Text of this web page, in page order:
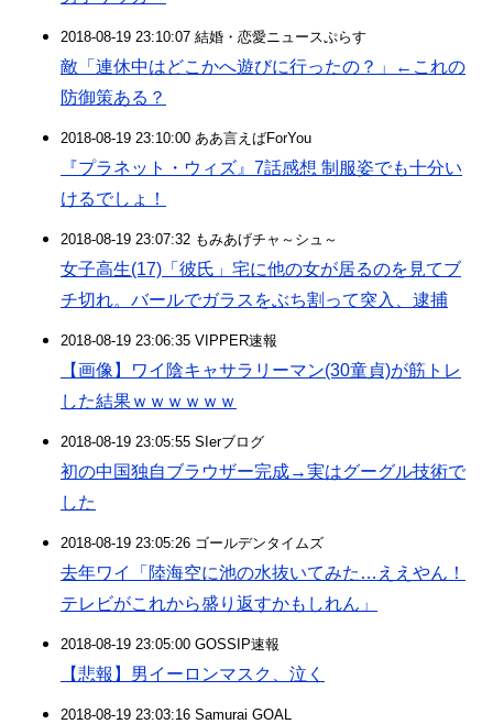
2018-08-19 23:10:07 結婚・恋愛ニュースぷらす
敵「連休中はどこかへ遊びに行ったの？」←これの
防御策ある？
2018-08-19 23:10:00 ああ言えばForYou
『プラネット・ウィズ』7話感想 制服姿でも十分い
けるでしょ！
2018-08-19 23:07:32 もみあげチャ～シュ～
女子高生(17)「彼氏」宅に他の女が居るのを見てブ
チ切れ。バールでガラスをぶち割って突入、逮捕
2018-08-19 23:06:35 VIPPER速報
【画像】ワイ陰キャサラリーマン(30童貞)が筋トレ
した結果ｗｗｗｗｗｗ
2018-08-19 23:05:55 SIerブログ
初の中国独自ブラウザー完成→実はグーグル技術で
した
2018-08-19 23:05:26 ゴールデンタイムズ
去年ワイ「陸海空に池の水抜いてみた…ええやん！
テレビがこれから盛り返すかもしれん」
2018-08-19 23:05:00 GOSSIP速報
【悲報】男イーロンマスク、泣く
2018-08-19 23:03:16 Samurai GOAL